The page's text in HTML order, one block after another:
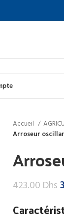
Accueil
Arroseur
423.00Dhs